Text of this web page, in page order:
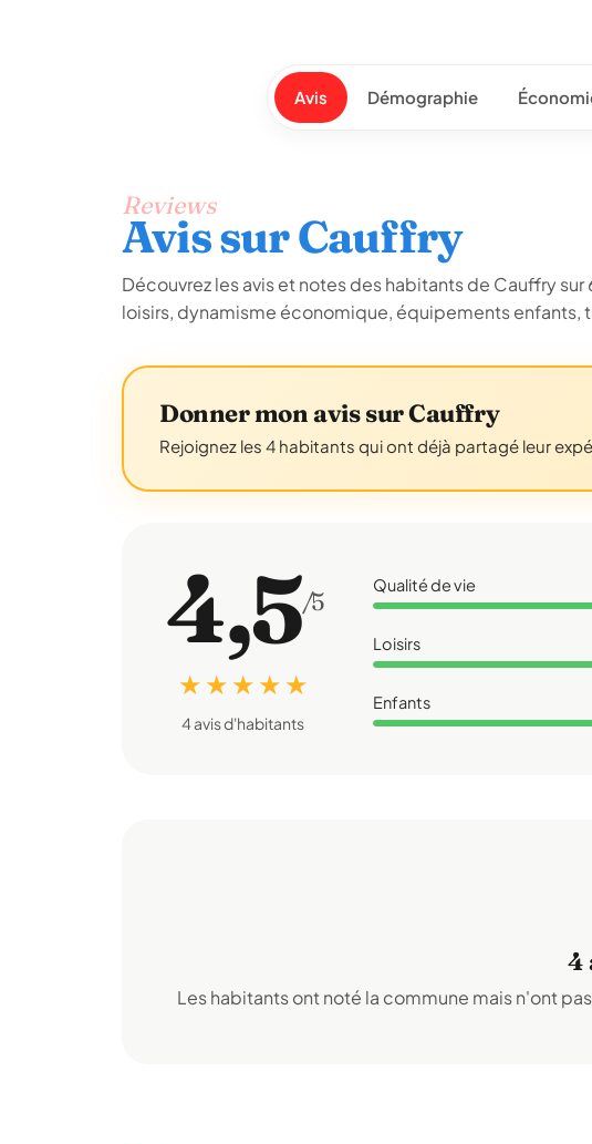
Avis Démographie
Reviews
Avis sur Cauffry
Découvrez les avis et notes des habitants de Cauffry
loisirs, dynamisme économique, équipements enfants,
Donner mon avis sur Cauffry
Rejoignez les 4 habitants qui ont déjà partagé leur
4,5/5
★ ★ ★ ★ ★
4 avis d'habitants
Qualité de vie
Loisirs
Enfants
4
Les habitants ont noté la commune mais n'ont